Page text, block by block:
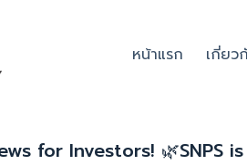
หน้าแรก เกี่ยว
for Investors!